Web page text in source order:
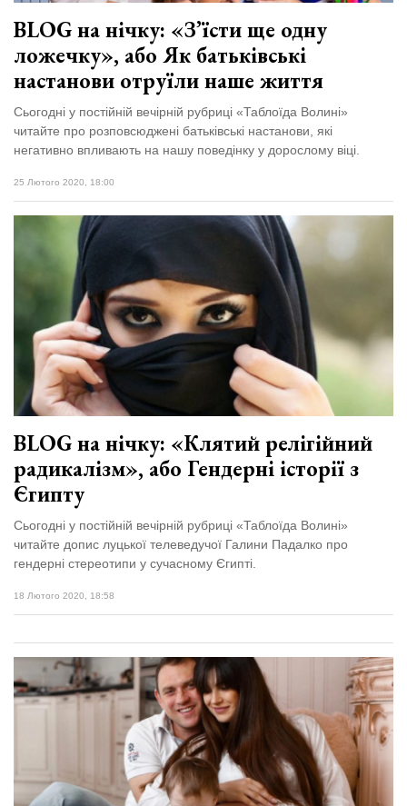
BLOG на нічку: «З’їсти ще одну
ложечку», або Як батьківські
настанови отруїли наше життя
Сьогодні у постійній вечірній рубриці «Таблоїда Волині»
читайте про розповсюджені батьківські настанови, які
негативно впливають на нашу поведінку у дорослому віці.
25 Лютого 2020, 18:00
BLOG на нічку: «Клятий релігійний
радикалізм», або Гендерні історії з
Єгипту
Сьогодні у постійній вечірній рубриці «Таблоїда Волині»
читайте допис луцької телеведучої Галини Падалко про
гендерні стереотипи у сучасному Єгипті.
18 Лютого 2020, 18:58